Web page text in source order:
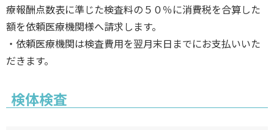
療報酬点数表に準じた検査料の５０％に消費税を合算した
額を依頼医療機関様へ請求します。
・依頼医療機関は検査費用を翌月末日までにお支払いいた
だきます。
検体検査